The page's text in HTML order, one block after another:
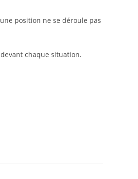
position ne se déroule pas
chaque situation.